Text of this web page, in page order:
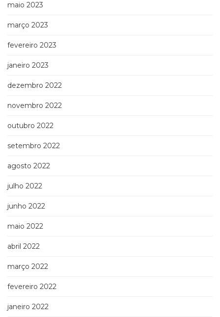
maio 2023
março 2023
fevereiro 2023
janeiro 2023
dezembro 2022
novembro 2022
outubro 2022
setembro 2022
agosto 2022
julho 2022
junho 2022
maio 2022
abril 2022
março 2022
fevereiro 2022
janeiro 2022